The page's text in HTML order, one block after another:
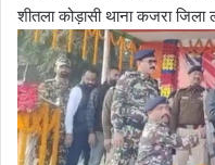
शीतला कोड़ासी थाना कजरा